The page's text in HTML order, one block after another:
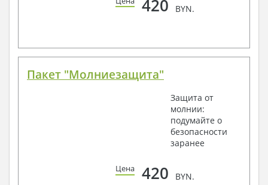
420 BYN.
Пакет "Молниезащита"
Защита от
молнии:
подумайте о
безопасности
заранее
Цена 420 BYN.